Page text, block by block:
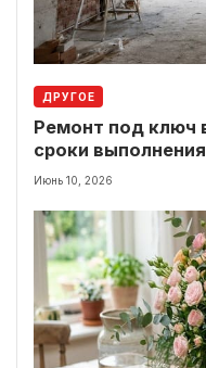
ДРУГОЕ
Ремонт под ключ
сроки выполнения
Июнь 10, 2026